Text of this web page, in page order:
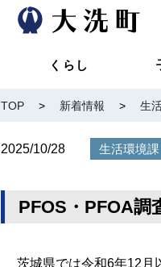
くらし
TOP > 新着情報 > 生
2025/10/28 生活環境課
PFOS・PFOA調
茨城県では令和6年12月